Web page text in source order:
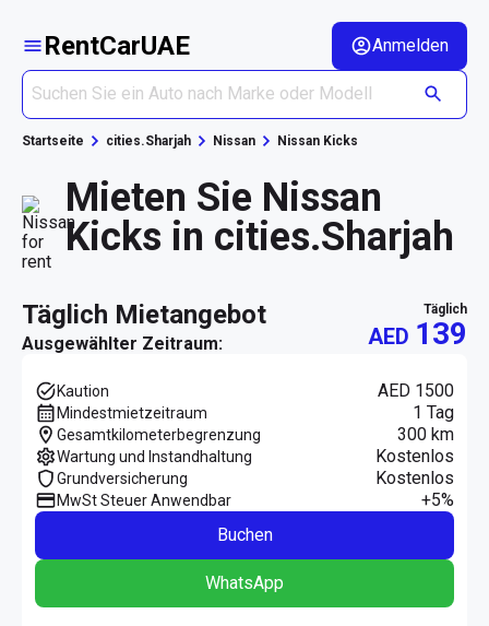
RentCarUAE Anmelden
Startseite cities.Sharjah Nissan Nissan Kicks
Mieten Sie Nissan
Kicks in cities.Sharjah
täglich Mietangebot
Ausgewählter Zeitraum:
täglich
AED 139
Kaution AED 1500
Mindestmietzeitraum 1 Tag
Gesamtkilometerbegrenzung 300 km
Wartung und Instandhaltung Kostenlos
Grundversicherung Kostenlos
MwSt Steuer Anwendbar
+5%
Buchen
WhatsApp